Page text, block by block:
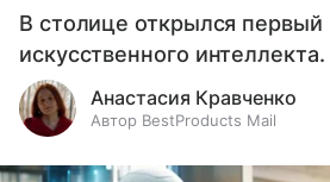
В столице открылся первый
искусственного интеллекта.
Анастасия Кравченко
Автор BestProducts Mail